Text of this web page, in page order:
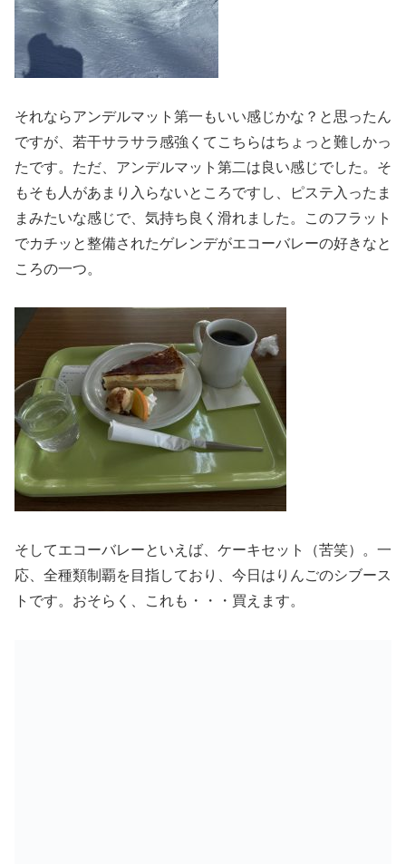
それならアンデルマット第一もいい感じかな？と思ったん
ですが、若干サラサラ感強くてこちらはちょっと難しかっ
たです。ただ、アンデルマット第二は良い感じでした。そ
もそも人があまり入らないところですし、ピステ入ったま
まみたいな感じで、気持ち良く滑れました。このフラット
でカチッと整備されたゲレンデがエコーバレーの好きなと
ころの一つ。
そしてエコーバレーといえば、ケーキセット（苦笑）。一
応、全種類制覇を目指しており、今日はりんごのシブース
トです。おそらく、これも・・・買えます。